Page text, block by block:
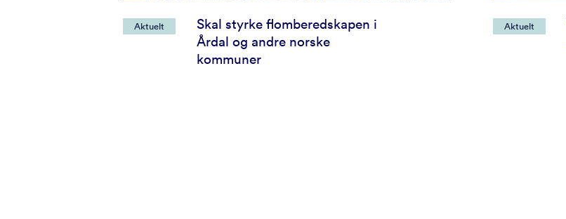
Aktuelt
Skal styrke flomberedskapen i
Årdal og andre norske
kommuner
Aktuelt